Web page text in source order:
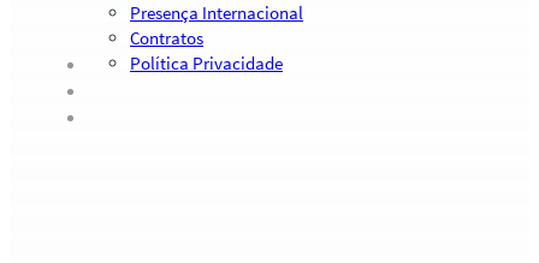
Presença Internacional
Contratos
Política Privacidade